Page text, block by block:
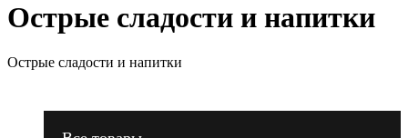
Острые сладости и напитки
Острые сладости и напитки